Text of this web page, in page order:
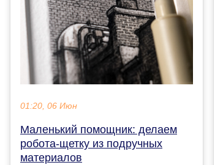
01:20, 06 Июн
Маленький помощник: делаем
робота-щетку из подручных
материалов